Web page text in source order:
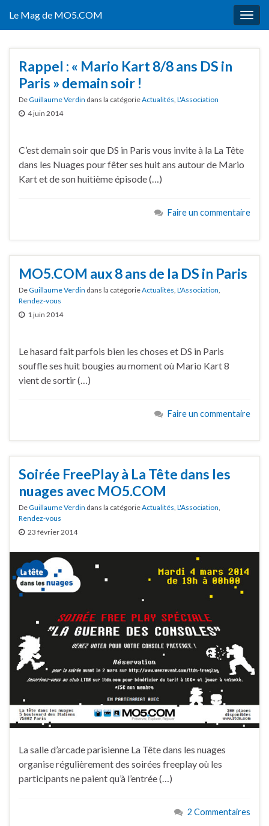
Le Mag de MO5.COM
Rappel : « Mario Kart 8/8 ans DS in
Paris » demain soir !
DeGuillaume Verdin dans la catégorieActualités, L'Association
4 juin 2014
C’est demain soir que DS in Paris vous invite à la La Tête
dans les Nuages pour fêter ses huit ans autour de Mario
Kart et de son huitième épisode (…)
Faire un commentaire
MO5.COM aux 8 ans de la DS in Paris
DeGuillaume Verdin dans la catégorieActualités L'Association
Rendez-vous
1 juin 2014
Le hasard fait parfois bien les choses et DS in Paris
souffle ses huit bougies au moment où Mario Kart 8
vient de sortir (…)
Faire un commentaire
Soirée FreePlay à La Tête dans les
nuages avec MO5.COM
DeGuillaume Verdin dans la catégorieActualités, L'Association,
Rendez-vous
23 février 2014
La salle d’arcade parisienne La Tête dans les nuages
organise régulièrement des soirées freeplay où les
participants ne paient qu’à l’entrée (…)
2 Commentaires